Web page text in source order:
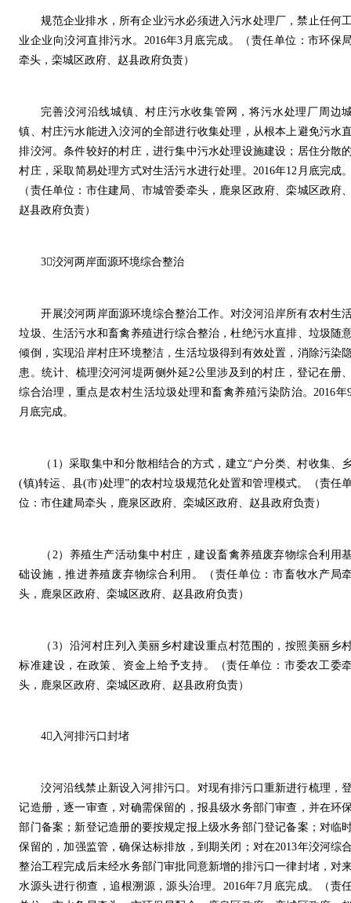
规范企业排水，所有企业污水必须进入污水处理厂，禁止任何
业企业向洨河直排污水。2016年3月底完成。（责任单位：市环保
牵头，栾城区政府、赵县政府负责）
完善洨河沿线城镇、村庄污水收集管网，将污水处理厂周边
镇、村庄污水能进入洨河的全部进行收集处理，从根本上避免污水
排洨河。条件较好的村庄，进行集中污水处理设施建设；居住分散
村庄，采取简易处理方式对生活污水进行处理。2016年12月底完成
（责任单位：市住建局、市城管委牵头，鹿泉区政府、栾城区政府
赵县政府负责）
3洨河两岸面源环境综合整治
开展洨河两岸面源环境综合整治工作。对洨河沿岸所有农村生
垃圾、生活污水和畜禽养殖进行综合整治，杜绝污水直排、垃圾随
倾倒，实现沿岸村庄环境整洁，生活垃圾得到有效处置，消除污染
患。统计、梳理洨河河堤两侧外延2公里涉及到的村庄，登记在册
综合治理，重点是农村生活垃圾处理和畜禽养殖污染防治。2016年
月底完成。
（1）采取集中和分散相结合的方式，建立“户分类、村收集、
(镇)转运、县(市)处理”的农村垃圾规范化处置和管理模式。（责任
位：市住建局牵头，鹿泉区政府、栾城区政府、赵县政府负责）
（2）养殖生产活动集中村庄，建设畜禽养殖废弃物综合利用
础设施，推进养殖废弃物综合利用。（责任单位：市畜牧水产局
头，鹿泉区政府、栾城区政府、赵县政府负责）
（3）沿河村庄列入美丽乡村建设重点村范围的，按照美丽乡
标准建设，在政策、资金上给予支持。（责任单位：市委农工委
头，鹿泉区政府、栾城区政府、赵县政府负责）
4入河排污口封堵
洨河沿线禁止新设入河排污口。对现有排污口重新进行梳理，
记造册，逐一审查，对确需保留的，报县级水务部门审查，并在环
部门备案；新登记造册的要按规定报上级水务部门登记备案；对临
保留的，加强监管，确保达标排放，到期关闭；对在2013年洨河综
整治工程完成后未经水务部门审批同意新增的排污口一律封堵，对
水源头进行彻查，追根溯源，源头治理。2016年7月底完成。（责